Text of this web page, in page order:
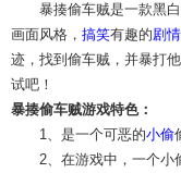
暴揍偷车贼是一款黑
画面风格， 搞笑有趣的剧情
迹，找到偷车贼，并暴打
试吧！
暴揍偷车贼游戏特色：
1、是一个可恶的小偷
2、在游戏中，一个小